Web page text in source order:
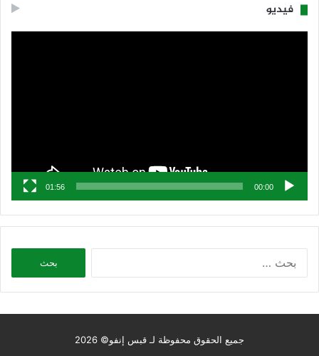
فيديو
00:00
01:56
جميع الحقوق محفوظة لـ قبس إنفو© 2026